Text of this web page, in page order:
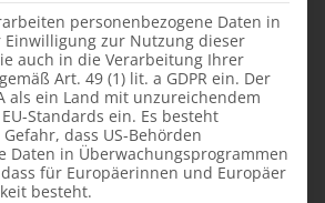
Das Einrichtungsteam
[…]
MEHR
personenbezogene Daten in
Einwilligung zur Nutzung dieser
auch in die Verarbeitung Ihrer
Art. 49 (1) lit. a GDPR ein. Der
als ein Land mit unzureichendem
Standards ein. Es besteht
dass US-Behörden
Daten in Überwachungsprogrammen
für Europäerinnen und Europäer
besteht.